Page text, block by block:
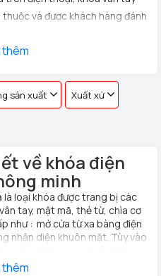
và được khách hàng đánh
khoá điện tử cửa cổng sắt,
uy tín hàng đầu với hệ
quốc.Liên hệ ngay hotline
gần nhất để được tư vấn và
thêm
sản xuất Xuất xứ
về khóa điện
minh
là loại khóa được trang bị các
tay, mật mã, thẻ từ, chìa cơ
như : mở cửa từ xa bàng điện
nhận diện khuôn mặt. Tùy vào
lại.,
thêm